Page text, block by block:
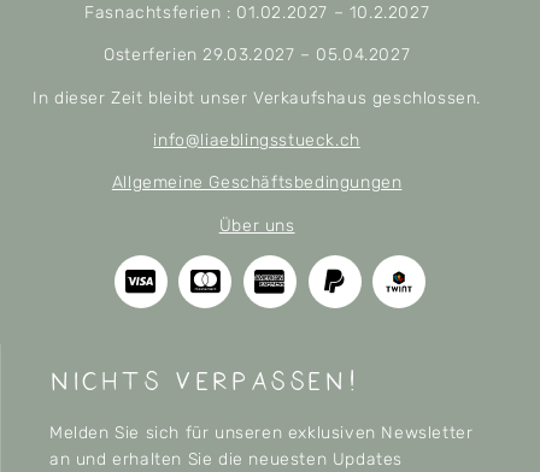
Fasnachtsferien : 01.02.2027 – 10.2.2027
Osterferien 29.03.2027 – 05.04.2027
In dieser Zeit bleibt unser Verkaufshaus geschlossen.
info@liaeblingsstueck.ch
Allgemeine Geschäftsbedingungen
Über uns
nichts verpassen!
Melden Sie sich für unseren exklusiven Newsletter
an und erhalten Sie die neuesten Updates